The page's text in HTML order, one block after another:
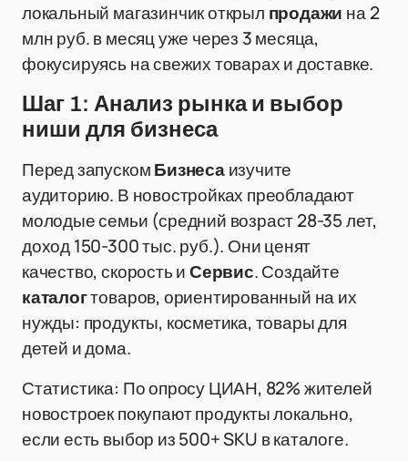
локальный магазинчик открыл продажи на 2
млн руб. в месяц уже через 3 месяца,
фокусируясь на свежих товарах и доставке.
Шаг 1: Анализ рынка и выбор
ниши для бизнеса
Перед запускомБизнесаизучите
аудиторию. В новостройках преобладают
молодые семьи (средний возраст 28-35 лет,
доход 150-300 тыс. руб.). Они ценят
качество, скорость иСервис. Создайте
каталогтоваров, ориентированный на их
нужды: продукты, косметика, товары для
детей и дома.
Статистика: По опросу ЦИАН, 82% жителей
новостроек покупают продукты локально,
если есть выбор из 500+ SKU в каталоге.